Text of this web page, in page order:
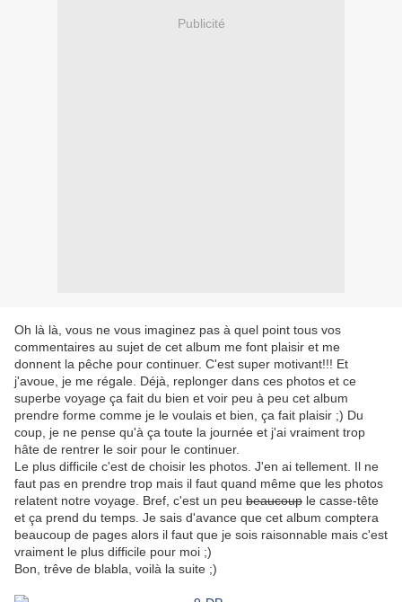
Publicité
Oh là là, vous ne vous imaginez pas à quel point tous vos
commentaires au sujet de cet album me font plaisir et me
donnent la pêche pour continuer. C'est super motivant!!! Et
j'avoue, je me régale. Déjà, replonger dans ces photos et ce
superbe voyage ça fait du bien et voir peu à peu cet album
prendre forme comme je le voulais et bien, ça fait plaisir ;) Du
coup, je ne pense qu'à ça toute la journée et j'ai vraiment trop
hâte de rentrer le soir pour le continuer.
Le plus difficile c'est de choisir les photos. J'en ai tellement. Il ne
faut pas en prendre trop mais il faut quand même que les photos
relatent notre voyage. Bref, c'est un peu beaucoup le casse-tête
et ça prend du temps. Je sais d'avance que cet album comptera
beaucoup de pages alors il faut que je sois raisonnable mais c'est
vraiment le plus difficile pour moi ;)
Bon, trêve de blabla, voilà la suite ;)